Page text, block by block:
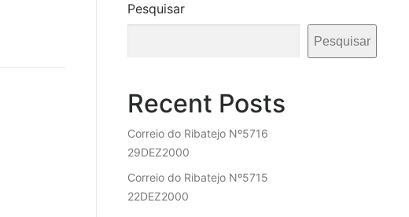
Pesquisar
Pesquisar
Recent Posts
Correio do Ribatejo Nº5716
29DEZ2000
Correio do Ribatejo Nº5715
22DEZ2000